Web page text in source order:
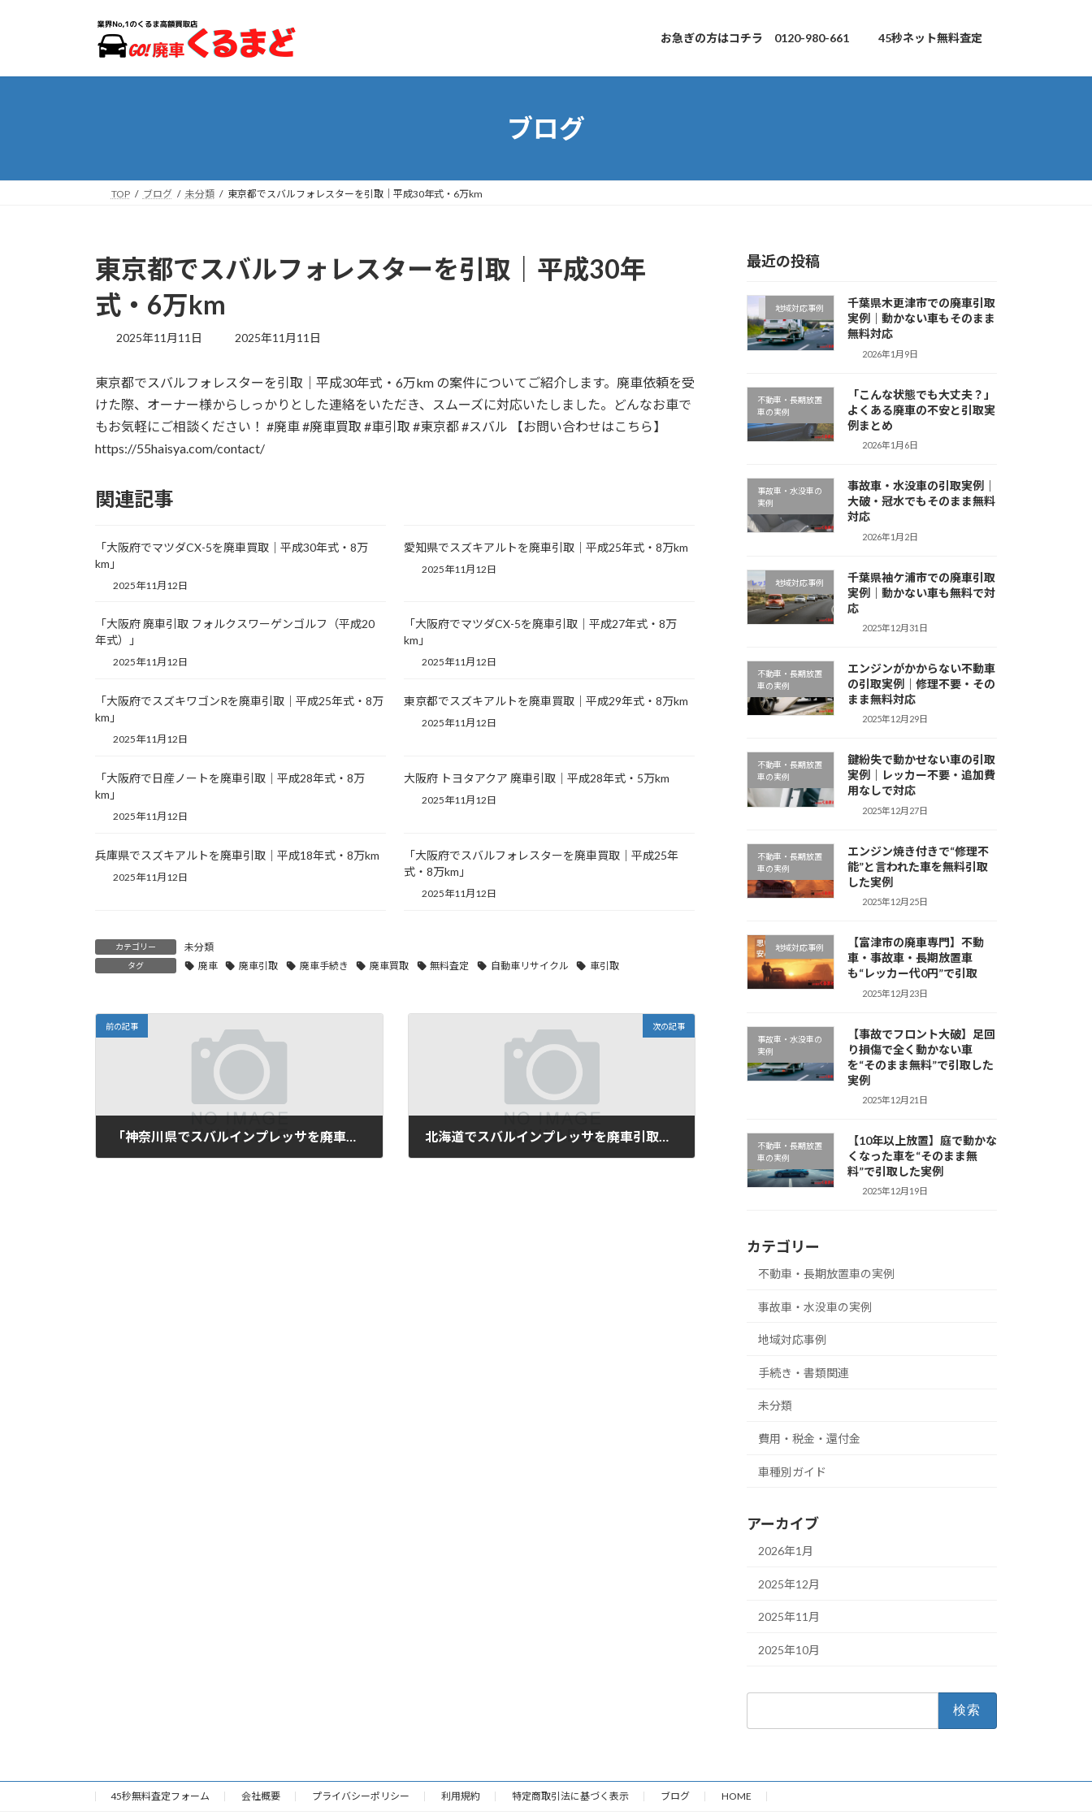
プ
動
お急ぎの方はコチラ 0120-980-661 45秒ネット無料査定
ブログ
TOP ブログ 未分類 東京都でスバルフォレスターを引取｜平成30年式・6万km
東京都でスバルフォレスターを引取｜平成30年
式・6万km
2025年11月11日
最
新
日
:
2025年11月11日
東京都でスバルフォレスターを引取｜平成30年式・6万km の案件についてご紹介します。廃車依頼を受
けた際、オーナー様からしっかりとした連絡をいただき、スムーズに対応いたしました。どんなお車で
もお気軽にご相談ください！ #廃車 #廃車買取 #車引取 #東京都 #スバル 【お問い合わせはこちら】
https://55haisya.com/contact/
関連記事
「大阪府でマツダCX-5を廃車買取｜平成30年式・8万
km」
2025年11月12日
愛知県でスズキアルトを廃車引取｜平成25年式・8万km
2025年11月12日
「大阪府 廃車引取 フォルクスワーゲンゴルフ（平成20
年式）」
2025年11月12日
「大阪府でマツダCX-5を廃車引取｜平成27年式・8万
km」
2025年11月12日
「大阪府でスズキワゴンRを廃車引取｜平成25年式・8万
km」
2025年11月12日
東京都でスズキアルトを廃車買取｜平成29年式・8万km
2025年11月12日
「大阪府で日産ノートを廃車引取｜平成28年式・8万
km」
2025年11月12日
大阪府 トヨタアクア 廃車引取｜平成28年式・5万km
2025年11月12日
兵庫県でスズキアルトを廃車引取｜平成18年式・8万km
2025年11月12日
「大阪府でスバルフォレスターを廃車買取｜平成25年
式・8万km」
2025年11月12日
カテゴリー 未分類
タグ 廃車 廃車引取 廃車手続き 廃車買取 無料査定 自動車リサイクル 車引取
前の記事
「神奈川県でスバルインプレッサを廃車買取｜平成30年式・5万km」
次の記事
北海道でスバルインプレッサを廃車引取｜平成28年式・5万km
最近の投稿
地域対応事例
千葉県木更津市での廃車引取
実例｜動かない車もそのまま
無料対応
2026年1月9日
不動車・長期放置
車の実例
「こんな状態でも大丈夫？」
よくある廃車の不安と引取実
例まとめ
2026年1月6日
事故車・水没車の
実例
事故車・水没車の引取実例｜
大破・冠水でもそのまま無料
対応
2026年1月2日
地域対応事例
千葉県袖ケ浦市での廃車引取
実例｜動かない車も無料で対
応
2025年12月31日
不動車・長期放置
車の実例
エンジンがかからない不動車
の引取実例｜修理不要・その
まま無料対応
2025年12月29日
不動車・長期放置
車の実例
鍵紛失で動かせない車の引取
実例｜レッカー不要・追加費
用なしで対応
2025年12月27日
不動車・長期放置
車の実例
エンジン焼き付きで“修理不
能”と言われた車を無料引取
した実例
2025年12月25日
地域対応事例
【富津市の廃車専門】不動
車・事故車・長期放置車
も“レッカー代0円”で引取
2025年12月23日
事故車・水没車の
実例
【事故でフロント大破】足回
り損傷で全く動かない車
を“そのまま無料”で引取した
実例
2025年12月21日
不動車・長期放置
車の実例
【10年以上放置】庭で動かな
くなった車を“そのまま無
料”で引取した実例
2025年12月19日
カテゴリー
不動車・長期放置車の実例
事故車・水没車の実例
地域対応事例
手続き・書類関連
未分類
費用・税金・還付金
車種別ガイド
アーカイブ
2026年1月
2025年12月
2025年11月
2025年10月
45秒無料査定フォーム 会社概要 プライバシーポリシー 利用規約 特定商取引法に基づく表示 ブログ HOME